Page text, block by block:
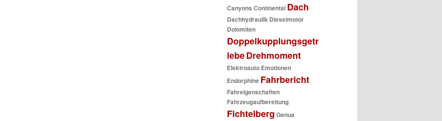
Canyons Continental Dach
Dachhydraulik Dieselmotor
Dolomiten
Doppelkupplungsgetr
iebeDrehmoment
Elektroauto Emotionen
Endorphine Fahrbericht
Fahreigenschaften
Fahrzeugaufbereitung
Fichtelberg Genua